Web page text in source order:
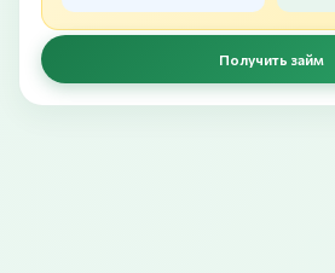
Получить займ